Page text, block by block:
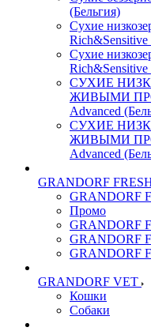
(Бельгия)
Сухие
Rich&Sensitive
Сухие
Rich&Sensitive
СУХИЕ
ЖИВЫМИ
Advanced
СУХИЕ
ЖИВЫМИ
Advanced
GRANDORF
GRANDORF
Промо
GRANDORF
GRANDORF
GRANDORF
GRANDORF VET
Кошки
Собаки